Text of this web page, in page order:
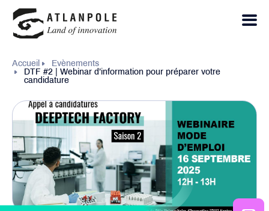
Accueil
Evènements
DTF #2 | Webinar d’information pour préparer votre
candidature